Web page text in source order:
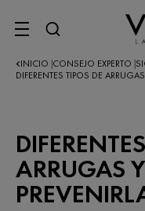
SITE MENU
INICIO CONSEJO EXPERTO
DIFERENTES TIPOS DE
ARRUGAS